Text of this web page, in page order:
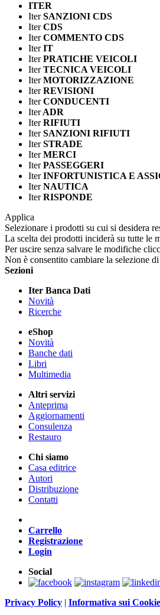
ITER
IterSANZIONI CDS
IterCDS
IterCOMMENTO CDS
IterIT
IterPRATICHE VEICOLI
IterTECNICA VEICOLI
IterMOTORIZZAZIONE
IterREVISIONI
IterCONDUCENTI
IterADR
IterRIFIUTI
IterSANZIONI RIFIUTI
IterSTRADE
IterMERCI
IterPASSEGGERI
IterINFORTUNISTICA E
IterNAUTICA
IterRISPONDE
Applica
Selezionare i prodotti su cui si desidera
La scelta dei prodotti inciderà su tutte le
Per uscire senza salvare le modifiche
Non è consentito cambiare la selezione
Sezioni
Iter Banca Dati
Novità
Ricerche
eShop
Novità
Banche dati
Libri
Multimedia
Altri servizi
Anteprima
Aggiornamenti
Consulenza
Restauro
Chi siamo
Casa editrice
Autori
Distribuzione
Contatti
Carrello
Registrazione
Login
Social
Privacy Policy | Informativa sui Cookie